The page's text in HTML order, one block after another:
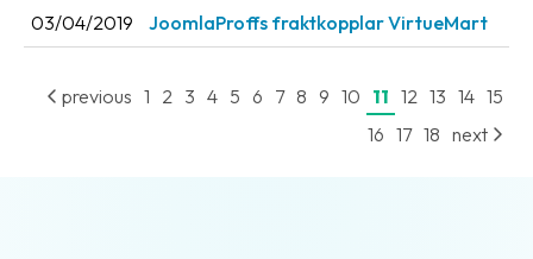
Privacy
and
03/04/2019 JoomlaProffs fraktkopplar VirtueMart
previous 1 2 3 4 5 6 7 8 9 10 11 12 13 14 15
16 17 18 next